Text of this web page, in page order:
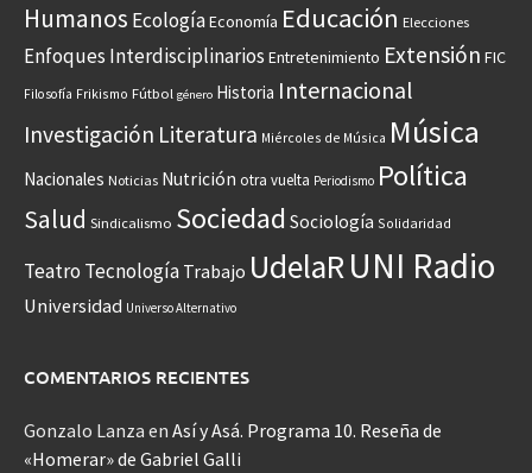
Humanos EcologíaEconomía Educación Elecciones
Enfoques Interdisciplinarios Entretenimiento Extensión FIC
Filosofía Frikismo Fútbol género Historia Internacional
Investigación Literatura Miércoles de Música Música
Nacionales Noticias Nutrición otra vuelta Periodismo Política
Salud Sindicalismo Sociedad Sociología Solidaridad
Teatro Tecnología Trabajo UdelaRUNI Radio
Universidad Universo Alternativo
COMENTARIOS RECIENTES
Gonzalo Lanza en Así y Asá. Programa 10. Reseña de
«Homerar» de Gabriel Galli